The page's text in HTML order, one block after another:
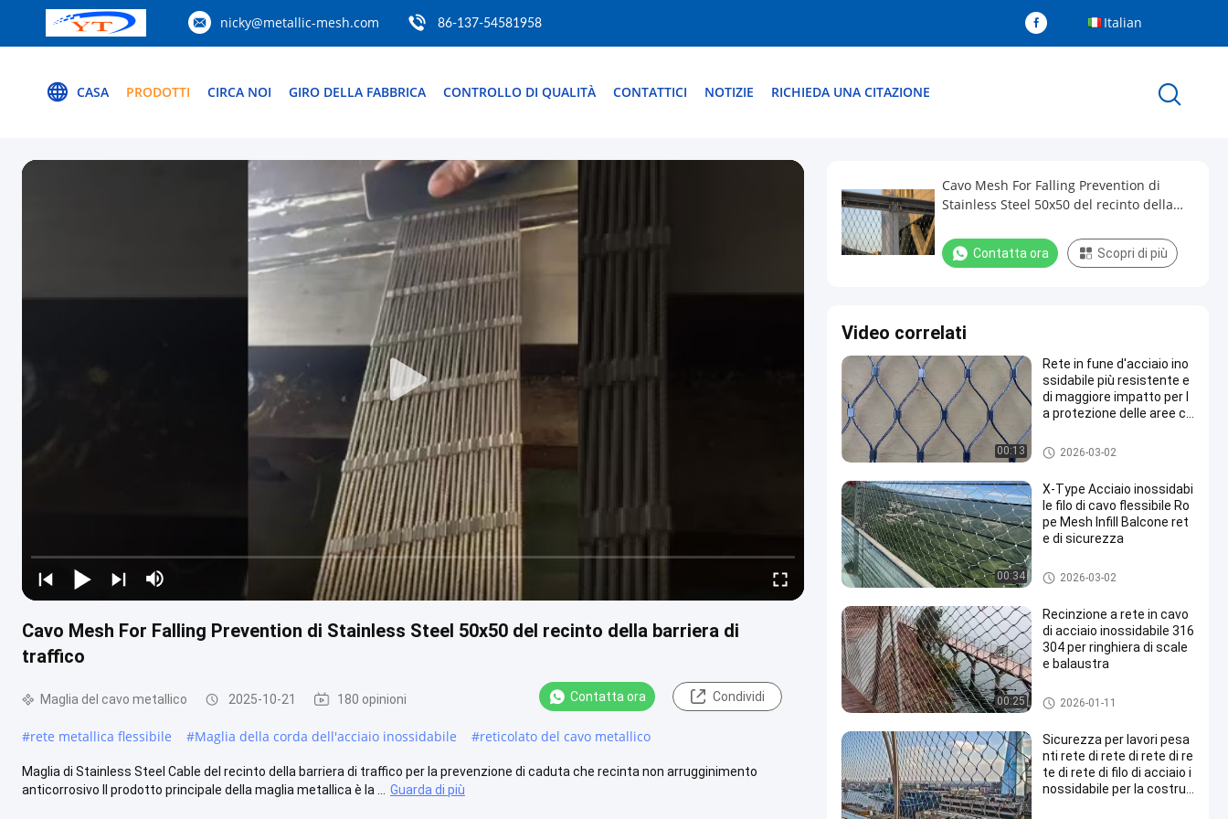
nicky@metallic-mesh.com 86-137-54581958 Italian
CASA PRODOTTI CIRCA NOI GIRO DELLA FABBRICA CONTROLLO DI QUALITÀ CONTATTICI NOTIZIE RICHIEDA UNA CITAZIONE
Cavo Mesh For Falling Prevention di Stainless Steel 50x50 del recinto della barriera di
traffico
Maglia del cavo metallico 2025-10-21 180 opinioni Contatta ora Condividi
#rete metallica flessibile #Maglia della corda dell'acciaio inossidabile #reticolato del cavo metallico
Maglia di Stainless Steel Cable del recinto della barriera di traffico per la prevenzione di caduta che recinta non arrugginimento
anticorrosivo Il prodotto principale della maglia metallica è la ...
Guarda di più
Cavo Mesh For Falling Prevention di
Stainless Steel 50x50 del recinto della
Contatta ora Scopri di più
Video correlati
00:13
Rete in fune d'acciaio ino
ssidabile più resistente e
di maggiore impatto per l
a protezione delle aree co
Maglia del cavo metallico
2026-03-02
00:34
X-Type Acciaio inossidabi
le filo di cavo flessibile Ro
pe Mesh Infill Balcone ret
e di sicurezza
Maglia del cavo metallico
2026-03-02
00:25
Recinzione a rete in cavo
di acciaio inossidabile 316
304 per ringhiera di scale
e balaustra
Maglia del cavo metallico
2026-01-11
Sicurezza per lavori pesa
nti rete di rete di rete di re
te di rete di filo di acciaio i
nossidabile per la costruz